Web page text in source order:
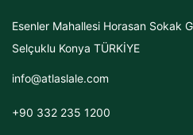
Esenler Mahallesi Horasan Sokak
Selçuklu Konya TÜRKİYE
info@atlaslale.com
+90 332 235 1200